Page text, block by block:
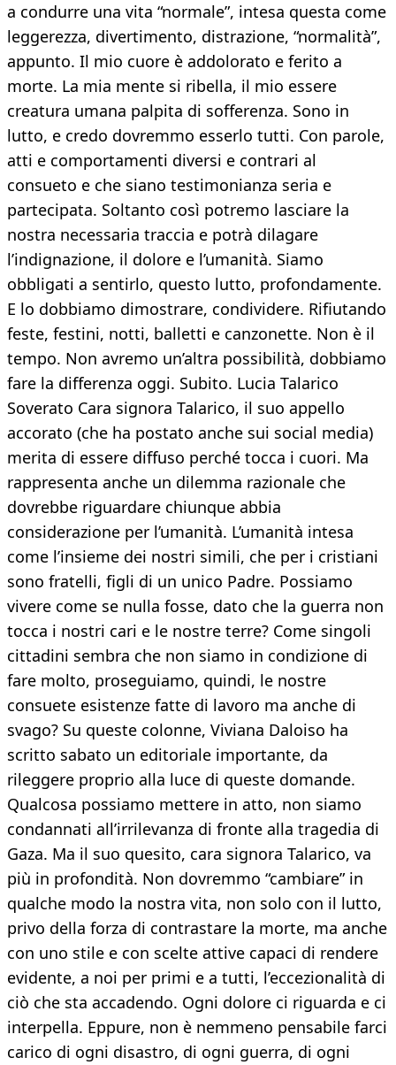
a condurre una vita “normale”, intesa questa come
leggerezza, divertimento, distrazione, “normalità”,
appunto. Il mio cuore è addolorato e ferito a
morte. La mia mente si ribella, il mio essere
creatura umana palpita di sofferenza. Sono in
lutto, e credo dovremmo esserlo tutti. Con parole,
atti e comportamenti diversi e contrari al
consueto e che siano testimonianza seria e
partecipata. Soltanto così potremo lasciare la
nostra necessaria traccia e potrà dilagare
l’indignazione, il dolore e l’umanità. Siamo
obbligati a sentirlo, questo lutto, profondamente.
E lo dobbiamo dimostrare, condividere. Rifiutando
feste, festini, notti, balletti e canzonette. Non è il
tempo. Non avremo un’altra possibilità, dobbiamo
fare la differenza oggi. Subito. Lucia Talarico
Soverato Cara signora Talarico, il suo appello
accorato (che ha postato anche sui social media)
merita di essere diffuso perché tocca i cuori. Ma
rappresenta anche un dilemma razionale che
dovrebbe riguardare chiunque abbia
considerazione per l’umanità. L’umanità intesa
come l’insieme dei nostri simili, che per i cristiani
sono fratelli, figli di un unico Padre. Possiamo
vivere come se nulla fosse, dato che la guerra non
tocca i nostri cari e le nostre terre? Come singoli
cittadini sembra che non siamo in condizione di
fare molto, proseguiamo, quindi, le nostre
consuete esistenze fatte di lavoro ma anche di
svago? Su queste colonne, Viviana Daloiso ha
scritto sabato un editoriale importante, da
rileggere proprio alla luce di queste domande.
Qualcosa possiamo mettere in atto, non siamo
condannati all’irrilevanza di fronte alla tragedia di
Gaza. Ma il suo quesito, cara signora Talarico, va
più in profondità. Non dovremmo “cambiare” in
qualche modo la nostra vita, non solo con il lutto,
privo della forza di contrastare la morte, ma anche
con uno stile e con scelte attive capaci di rendere
evidente, a noi per primi e a tutti, l’eccezionalità di
ciò che sta accadendo. Ogni dolore ci riguarda e ci
interpella. Eppure, non è nemmeno pensabile farci
carico di ogni disastro, di ogni guerra, di ogni